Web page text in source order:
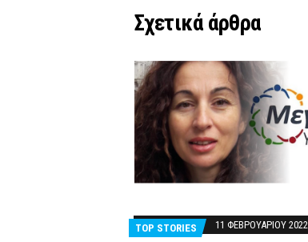
Σχετικά άρθρα
TOP STORIES 11 ΦΕΒΡΟΥΑΡΊΟΥ 2022